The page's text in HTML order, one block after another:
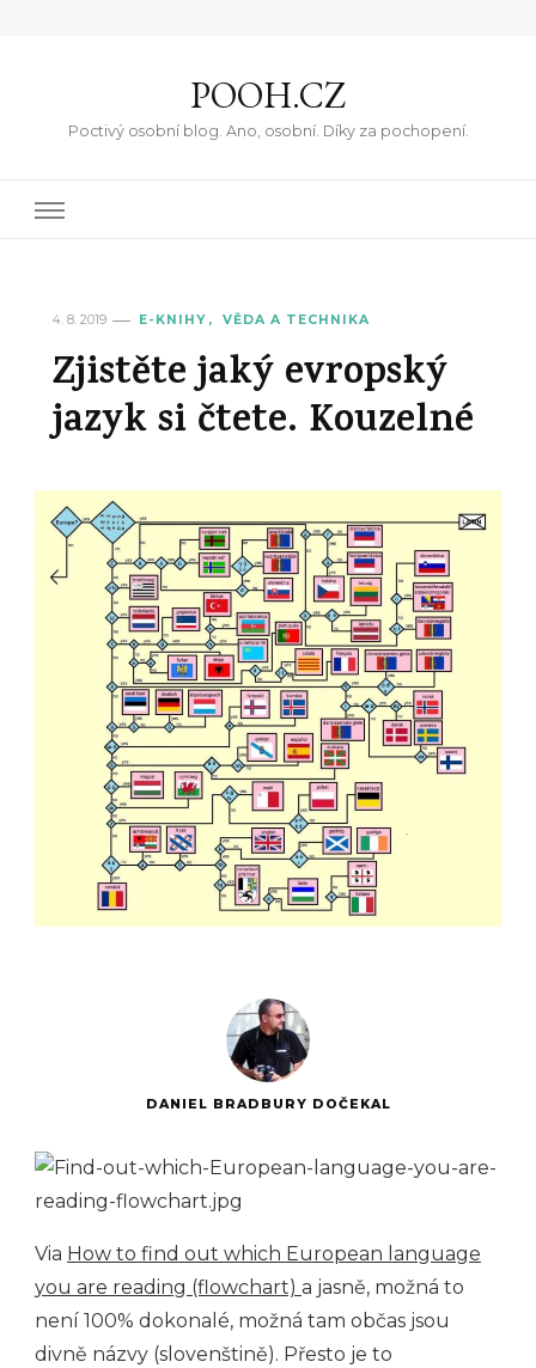
POOH.CZ
Poctivý osobní blog. Ano, osobní. Díky za pochopení.
4. 8. 2019 E-KNIHY VĚDA A TECHNIKA
Zjistěte jaký evropský
jazyk si čtete. Kouzelné
DANIEL BRADBURY DOČEKAL
Via How to find out which European language
you are reading (flowchart) a jasně, možná to
není 100% dokonalé, možná tam občas jsou
divně názvy (slovenštině). Přesto je to